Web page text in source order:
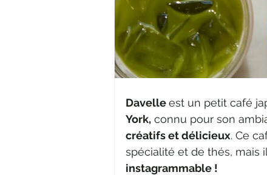
Davelle est un petit café
York, connu pour son
créatifs et délicieux. Ce
spécialité et de thés, mais
instagrammable !